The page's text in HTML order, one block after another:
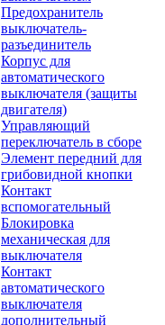
Предохранитель
выключатель-
разъединитель
Корпус для
автоматического
выключателя (защиты
двигателя)
Управляющий
переключатель в сборе
Элемент передний для
грибовидной кнопки
Контакт
вспомогательный
Блокировка
механическая для
выключателя
Контакт
автоматического
выключателя
дополнительный